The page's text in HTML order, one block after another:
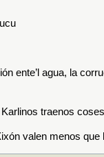
ente’l agua, la
traenos
valen menos que